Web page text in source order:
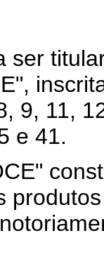
ser
9, 11,
e 41.